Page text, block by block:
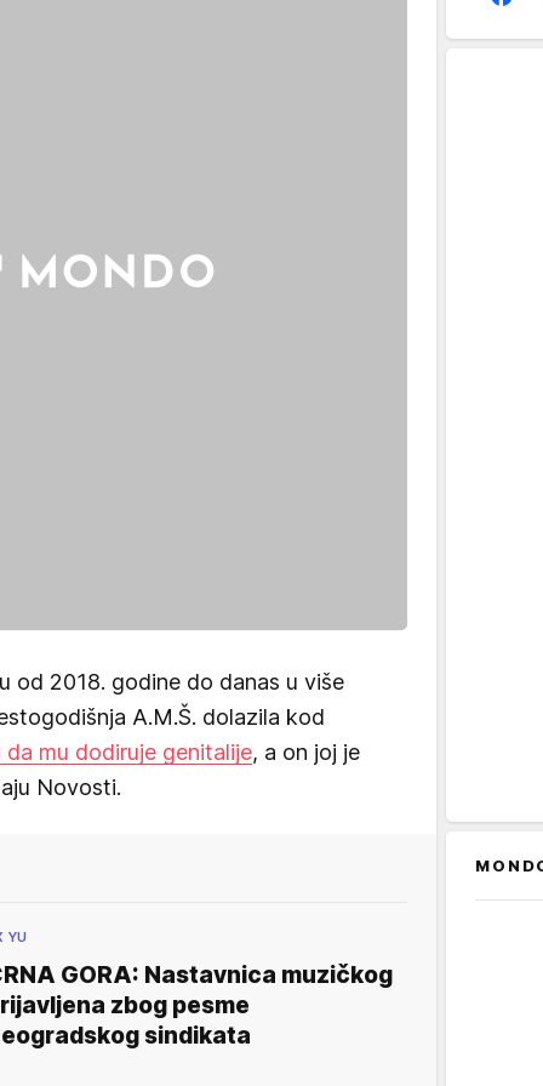
od 2018. godine do danas u više
A.M.Š. dolazila kod
mu dodiruje genitalije, a on joj je
Novosti.
YU
GORA: Nastavnica muzičkog
zbog pesme
sindikata